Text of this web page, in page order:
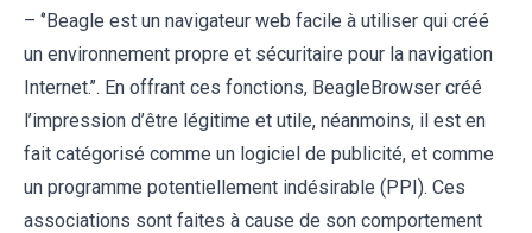
– ‘’Beagle est un navigateur web facile à utiliser qui créé
un environnement propre et sécuritaire pour la navigation
Internet.’’. En offrant ces fonctions, BeagleBrowser créé
l’impression d’être légitime et utile, néanmoins, il est en
fait catégorisé comme un logiciel de publicité, et comme
un programme potentiellement indésirable (PPI). Ces
associations sont faites à cause de son comportement